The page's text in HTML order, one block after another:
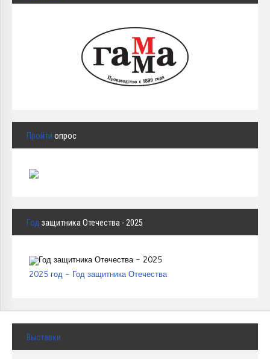
Пройти опрос
Год защитника Отечества - 2025
2025 год - Год защитника Отечества
Выставки